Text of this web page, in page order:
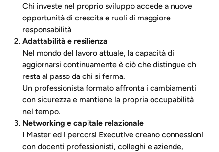
Chi investe nel proprio sviluppo accede a nuove
opportunità di crescita e ruoli di maggiore
responsabilità
Adattabilità e resilienza
Nel mondo del lavoro attuale, la capacità di
aggiornarsi continuamente è ciò che distingue chi
resta al passo da chi si ferma.
Un professionista formato affronta i cambiamenti
con sicurezza e mantiene la propria occupabilità
nel tempo.
Networking e capitale relazionale
I Master ed i percorsi Executive creano connessioni
con docenti professionisti, colleghi e aziende,